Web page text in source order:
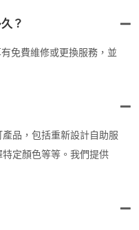
？
免費維修或更換服務，並
品，包括重新設計自助服
定顏色等等。我們提供